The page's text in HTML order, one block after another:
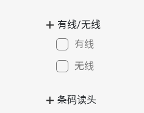
有线/无线
有线
无线
条码读头